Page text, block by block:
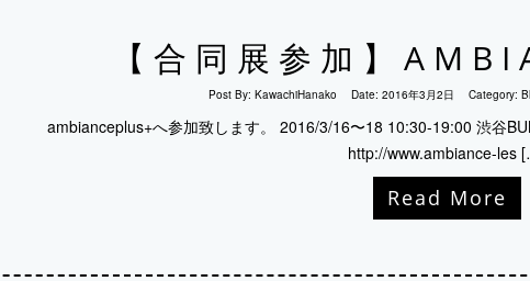
【合同展参加】
Post By: KawachiHanako Date: 2016年3月2日 Category:
ambianceplus+へ参加致します。 2016/3/16〜18 10:30-19:00 渋谷
http://www.ambiance-les
Read More